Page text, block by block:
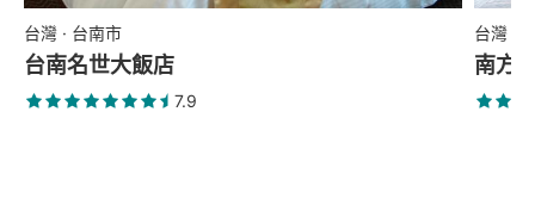
台灣 · 台南市
台南名世大飯店
7.9
台灣 ·
南方